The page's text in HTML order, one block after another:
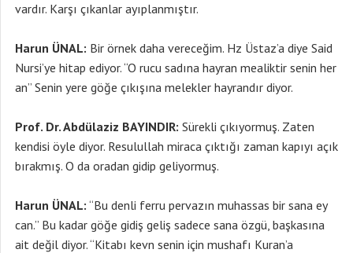
vardır. Karşı çıkanlar ayıplanmıştır.
Harun ÜNAL: Bir örnek daha vereceğim. Hz Üstaz’a diye Said
Nursi’ye hitap ediyor. “O rucu sadına hayran mealiktir senin her
an” Senin yere göğe çıkışına melekler hayrandır diyor.
Prof. Dr. Abdülaziz BAYINDIR: Sürekli çıkıyormuş. Zaten
kendisi öyle diyor. Resulullah miraca çıktığı zaman kapıyı açık
bırakmış. O da oradan gidip geliyormuş.
Harun ÜNAL: “Bu denli ferru pervazın muhassas bir sana ey
can.” Bu kadar göğe gidiş geliş sadece sana özgü, başkasına
ait değil diyor. “Kitabı kevn senin için mushafı Kuran’a